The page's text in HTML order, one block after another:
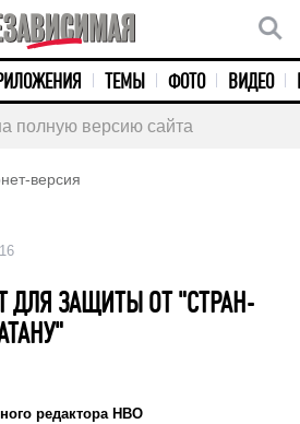
ТЕМЫ ФОТО ВИДЕО
полную версию сайта
версия
16
ДЛЯ ЗАЩИТЫ ОТ "СТРАН-
редактора НВО